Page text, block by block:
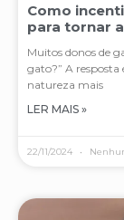
Como
para tornar
Muitos donos de
gato?” A resposta
natureza mais
LER MAIS »
22/11/2024